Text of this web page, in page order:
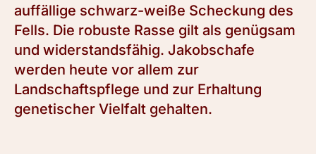
auffällige schwarz-weiße Scheckung des
Fells. Die robuste Rasse gilt als genügsam
und widerstandsfähig. Jakobschafe
werden heute vor allem zur
Landschaftspflege und zur Erhaltung
genetischer Vielfalt gehalten.